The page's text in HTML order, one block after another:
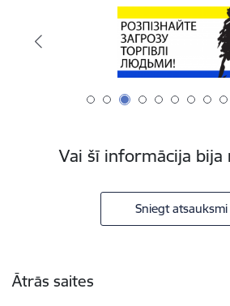
Vai šī informācija bija
Sniegt atsauksmi
Ātrās saites